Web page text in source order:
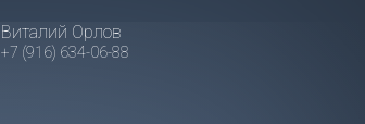
Виталий Орлов
+7 (916) 634-06-88